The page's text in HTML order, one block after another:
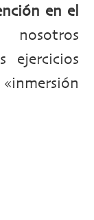
en el
ejercicios